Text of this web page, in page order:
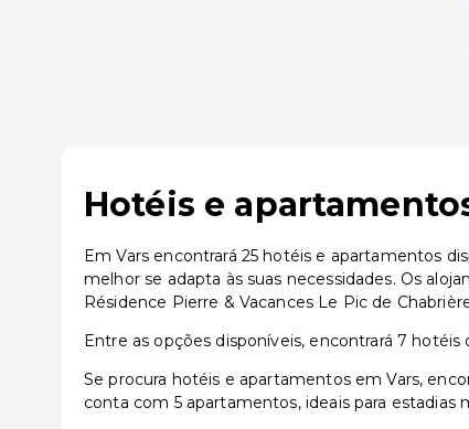
Hotéis e
Em Vars encontrará 25 hotéis e apartamentos
melhor se adapta às suas necessidades. Os
Résidence Pierre & Vacances Le Pic de
Entre as opções disponíveis, encontrará 7
Se procura hotéis e apartamentos em Vars,
conta com 5 apartamentos, ideais para estadias